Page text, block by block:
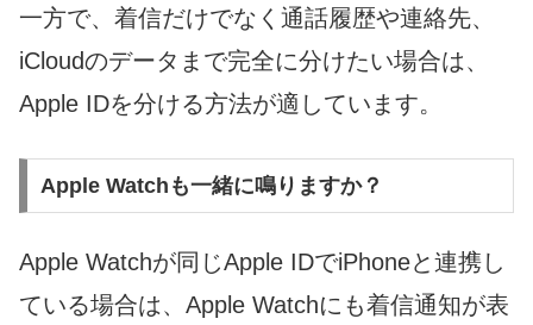
一方で、着信だけでなく通話履歴や連絡先、
iCloudのデータまで完全に分けたい場合は、
Apple IDを分ける方法が適しています。
Apple Watchも一緒に鳴りますか？
Apple Watchが同じApple IDでiPhoneと連携し
ている場合は、Apple Watchにも着信通知が表